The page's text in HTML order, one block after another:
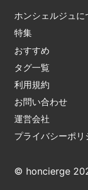
ホンシェルジュに
特集
おすすめ
タグ一覧
利用規約
お問い合わせ
運営会社
プライバシーポリ
© honcierge